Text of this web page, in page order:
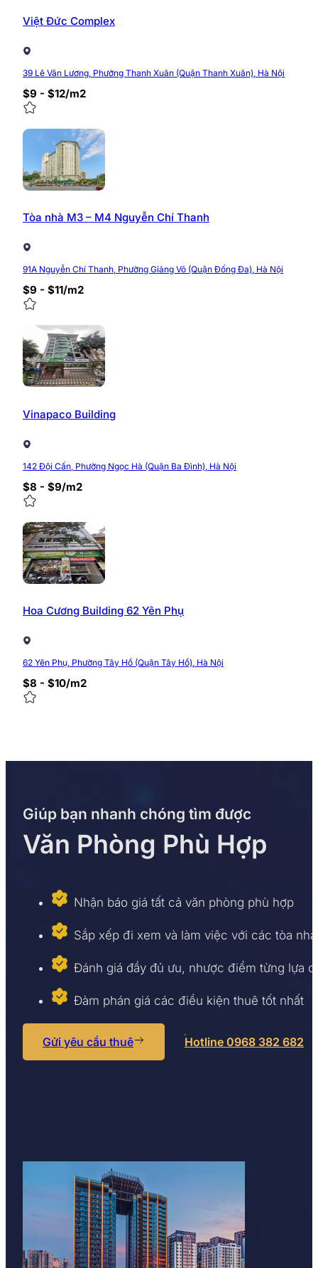
Việt Đức Complex
39 Lê Văn Lương, Phường Thanh Xuân (Quận Thanh Xuân), Hà Nội
$9 - $12/m2
Tòa nhà M3 – M4 Nguyễn Chí Thanh
91A Nguyễn Chí Thanh, Phường Giảng Võ (Quận Đống Đa), Hà Nội
$9 - $11/m2
Vinapaco Building
142 Đội Cấn, Phường Ngọc Hà (Quận Ba Đình), Hà Nội
$8 - $9/m2
Hoa Cương Building 62 Yên Phụ
62 Yên Phụ, Phường Tây Hồ (Quận Tây Hồ), Hà Nội
$8 - $10/m2
Giúp bạn nhanh chóng tìm được
Văn Phòng Phù Hợp
Nhận báo giá tất cả văn phòng phù hợp
Sắp xếp đi xem và làm việc với các tòa nhà
Đánh giá đầy đủ ưu, nhược điểm từng lựa
Đàm phán giá các điều kiện thuê tốt nhất
Gửi yêu cầu thuê Hotline 0968 382 682